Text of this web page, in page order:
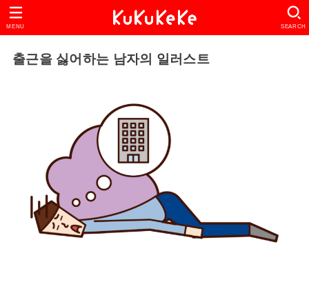
SEARCH
MENU
출근을 싫어하는 남자의 일러스트